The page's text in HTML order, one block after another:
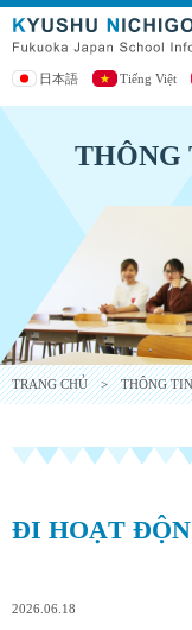
日本語 Tiếng Việt
THÔNG
TRANG CHỦ>THÔNG
ĐI HOẠT
2026.06.18